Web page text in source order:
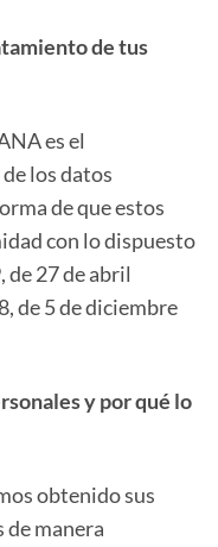
de tus
es el
los datos
de que estos
con lo dispuesto
de 27 de abril
de 5 de diciembre
y por qué lo
obtenido sus
manera